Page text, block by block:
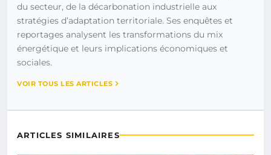
du secteur, de la décarbonation industrielle aux
stratégies d’adaptation territoriale. Ses enquêtes et
reportages analysent les transformations du mix
énergétique et leurs implications économiques et
sociales.
VOIR TOUS LES ARTICLES
ARTICLES SIMILAIRES